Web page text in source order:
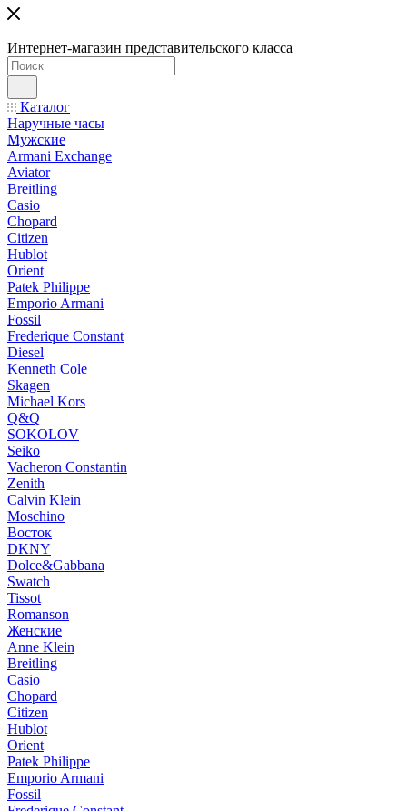
Интернет-магазин представительского класса
Каталог
Наручные часы
Мужские
Armani Exchange
Aviator
Breitling
Casio
Chopard
Citizen
Hublot
Orient
Patek Philippe
Emporio Armani
Fossil
Frederique Constant
Diesel
Kenneth Cole
Skagen
Michael Kors
Q&Q
SOKOLOV
Seiko
Vacheron Constantin
Zenith
Calvin Klein
Moschino
Восток
DKNY
Dolce&Gabbana
Swatch
Tissot
Romanson
Женские
Anne Klein
Breitling
Casio
Chopard
Citizen
Hublot
Orient
Patek Philippe
Emporio Armani
Fossil